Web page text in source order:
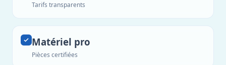
Tarifs transparents
Matériel pro
Pièces certifiées